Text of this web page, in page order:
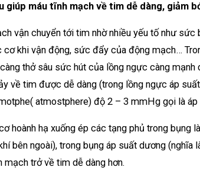
giúp máu tĩnh mạch về tim dễ dàng, giảm
vận chuyển tới tim nhờ nhiều yếu tố như
cơ khi vận động, sức đẩy của động mạch…
thở sâu sức hút của lồng ngực càng
về tim được dễ dàng (trong lồng ngực áp
atmostphere) độ 2 – 3 mmHg gọi là áp
hoành hạ xuống ép các tạng phủ trong bụng
bên ngoài), trong bụng áp suất dương (nghĩa
mạch trở về tim dễ dàng hơn.